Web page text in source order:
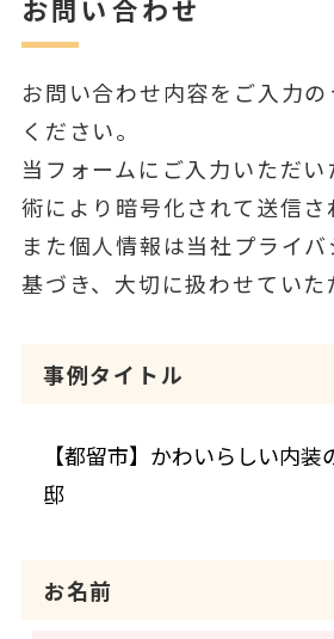
お問い合わせ
お問い合わせ内容をご入力
ください。
当フォームにご入力いただ
術により暗号化されて送信さ
また個人情報は当社プライ
基づき、大切に扱わせていた
事例タイトル
お名前